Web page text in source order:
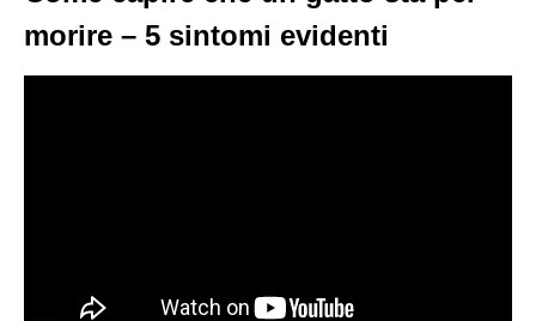
morire – 5 sintomi evidenti